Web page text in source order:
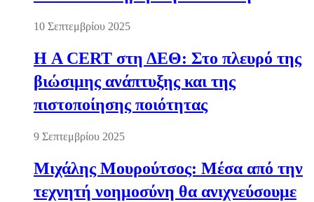
10 Σεπτεμβρίου 2025
Η A CERT στη ΔΕΘ: Στο πλευρό της
βιώσιμης ανάπτυξης και της
πιστοποίησης ποιότητας
9 Σεπτεμβρίου 2025
Μιχάλης Μουρούτσος: Μέσα από την
τεχνητή νοημοσύνη θα ανιχνεύσουμε